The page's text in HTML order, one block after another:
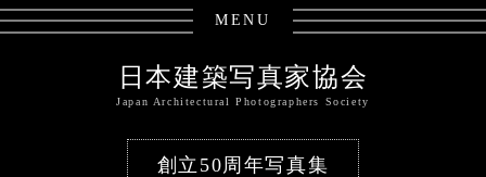
MENU
日本建築写真家協会
Japan Architectural Photographers Society
創立50周年写真集